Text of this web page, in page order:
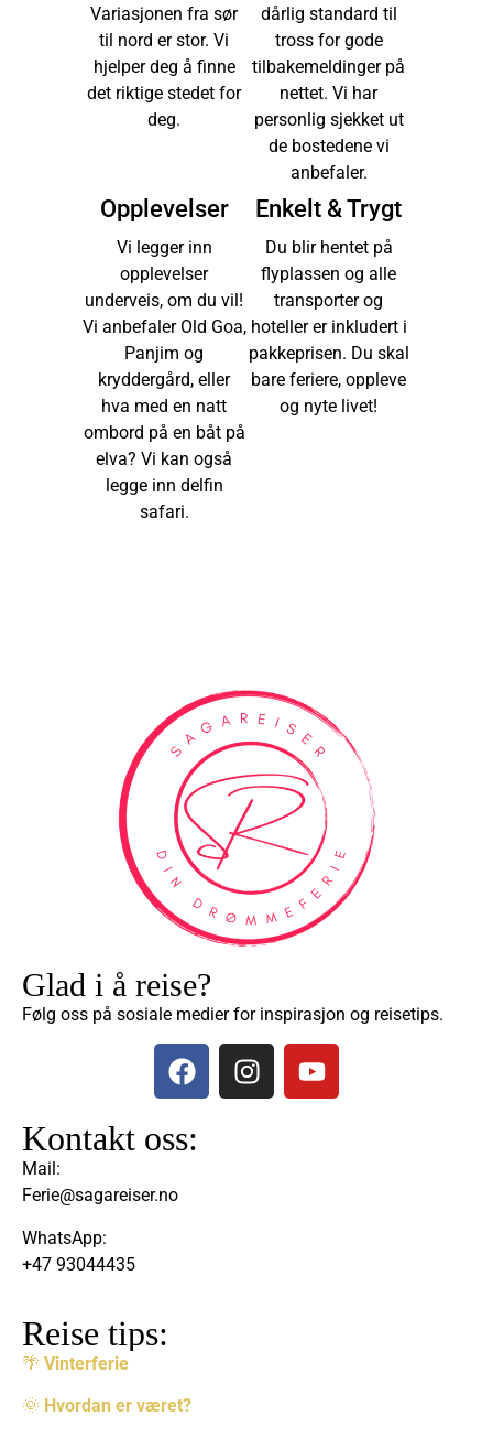
Variasjonen fra sør
til nord er stor. Vi
hjelper deg å finne
det riktige stedet for
deg.
dårlig standard til
tross for gode
tilbakemeldinger på
nettet. Vi har
personlig sjekket ut
de bostedene vi
anbefaler.
Opplevelser
Vi legger inn
opplevelser
underveis, om du vil!
Vi anbefaler Old Goa,
Panjim og
kryddergård, eller
hva med en natt
ombord på en båt på
elva? Vi kan også
legge inn delfin
safari.
Enkelt & Trygt
Du blir hentet på
flyplassen og alle
transporter og
hoteller er inkludert i
pakkeprisen. Du skal
bare feriere, oppleve
og nyte livet!
Glad i å reise?
Følg oss på sosiale medier for inspirasjon og reisetips.
Kontakt oss:
Mail:
Ferie@sagareiser.no
WhatsApp:
+47 93044435
Reise tips:
🌴 Vinterferie
🌞 Hvordan er været?